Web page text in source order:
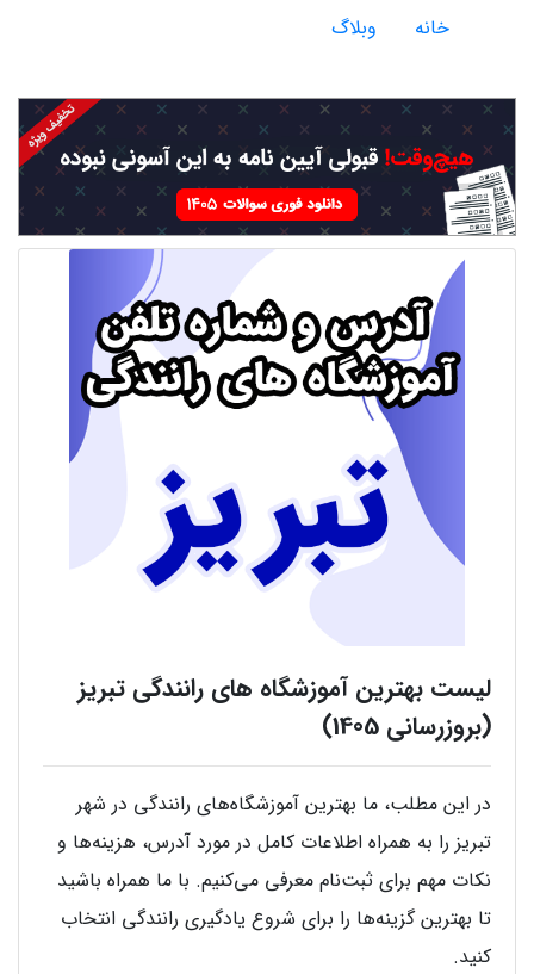
خانه وبلاگ
لیست بهترین آموزشگاه های رانندگی تبریز
(بروزرسانی 1405)
در این مطلب، ما بهترین آموزشگاه‌های رانندگی در شهر
تبریز را به همراه اطلاعات کامل در مورد آدرس، هزینه‌ها و
نکات مهم برای ثبت‌نام معرفی می‌کنیم. با ما همراه باشید
تا بهترین گزینه‌ها را برای شروع یادگیری رانندگی انتخاب
کنید.